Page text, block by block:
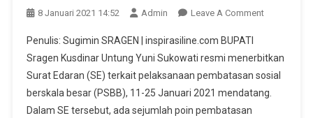
8 Januari 2021 14:52 Admin Leave A CommentOn
Kusdinar
Untung
Yuni
Penulis: Sugimin SRAGEN | inspirasiline.com BUPATI
Sragen Kusdinar Untung Yuni Sukowati resmi menerbitkan
Surat Edaran (SE) terkait pelaksanaan pembatasan sosial
berskala besar (PSBB), 11-25 Januari 2021 mendatang.
Dalam SE tersebut, ada sejumlah poin pembatasan